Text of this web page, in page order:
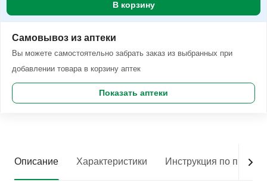
В корзину
Самовывоз из аптеки
Вы можете самостоятельно забрать заказ из выбранных при
добавлении товара в корзину аптек
Показать аптеки
Описание Характеристики Инструкция по